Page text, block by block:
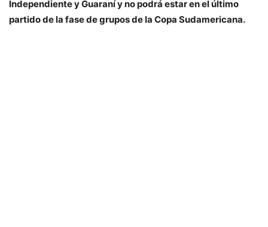
Independiente y Guaraní y no podrá estar en el último
partido de la fase de grupos de la Copa Sudamericana.